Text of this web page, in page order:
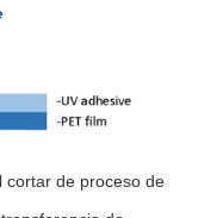
cortar de proceso de